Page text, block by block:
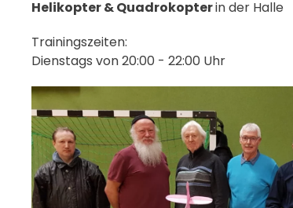
Helikopter & Quadrokopterin der Halle
Trainingszeiten:
Dienstags von 20:00 - 22:00 Uhr